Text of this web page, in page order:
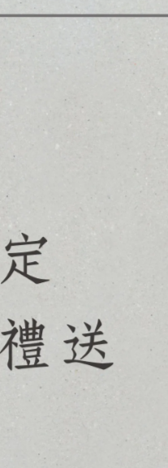
供了解決這個問題的
一樣，以相同的狀態開
於簡單了。我發現每
我想透過這次的編輯